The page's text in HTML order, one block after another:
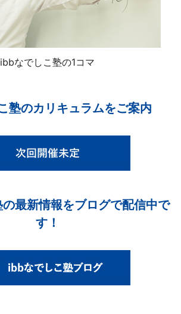
ibbなでしこ塾の1コマ
塾のカリキュラムをご案内
最新情報をブログで配信中で
す！